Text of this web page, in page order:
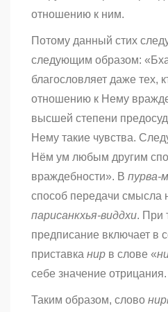
отношению к ним.
Потому данный стих
следующим образом:
благословляет даже тех,
отношению к Нему
высшей степени
Нему такие чувства.
Нём ум любым другим
враждебности». В пурва-
способ передачи смысла
парисанкхья-виддхи. При
предписание включает в
приставка нир в слове «
себе значение отрицания.
Таким образом, слово